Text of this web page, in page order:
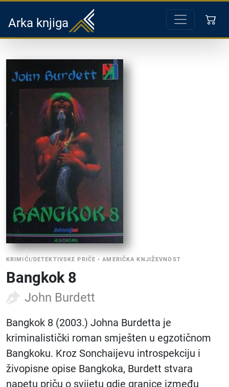
Arka knjiga
KRIMIĆI/DETEKTIVSKE PRIČE •AMERIČKA KNJIŽEVNOST
Bangkok 8
John Burdett
Bangkok 8 (2003.) Johna Burdetta je
kriminalistički roman smješten u egzotičnom
Bangkoku. Kroz Sonchaijevu introspekciju i
živopisne opise Bangkoka, Burdett stvara
napetu priču o svijetu gdje granice između